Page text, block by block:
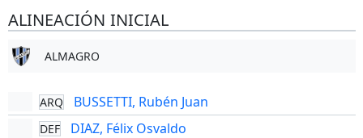
ALINEACIÓN INICIAL
ALMAGRO
ARQ BUSSETTI, Rubén Juan
DEF DIAZ, Félix Osvaldo